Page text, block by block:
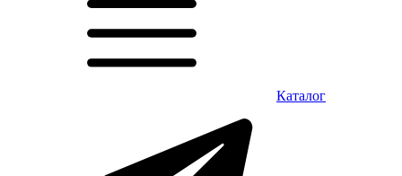
Каталог